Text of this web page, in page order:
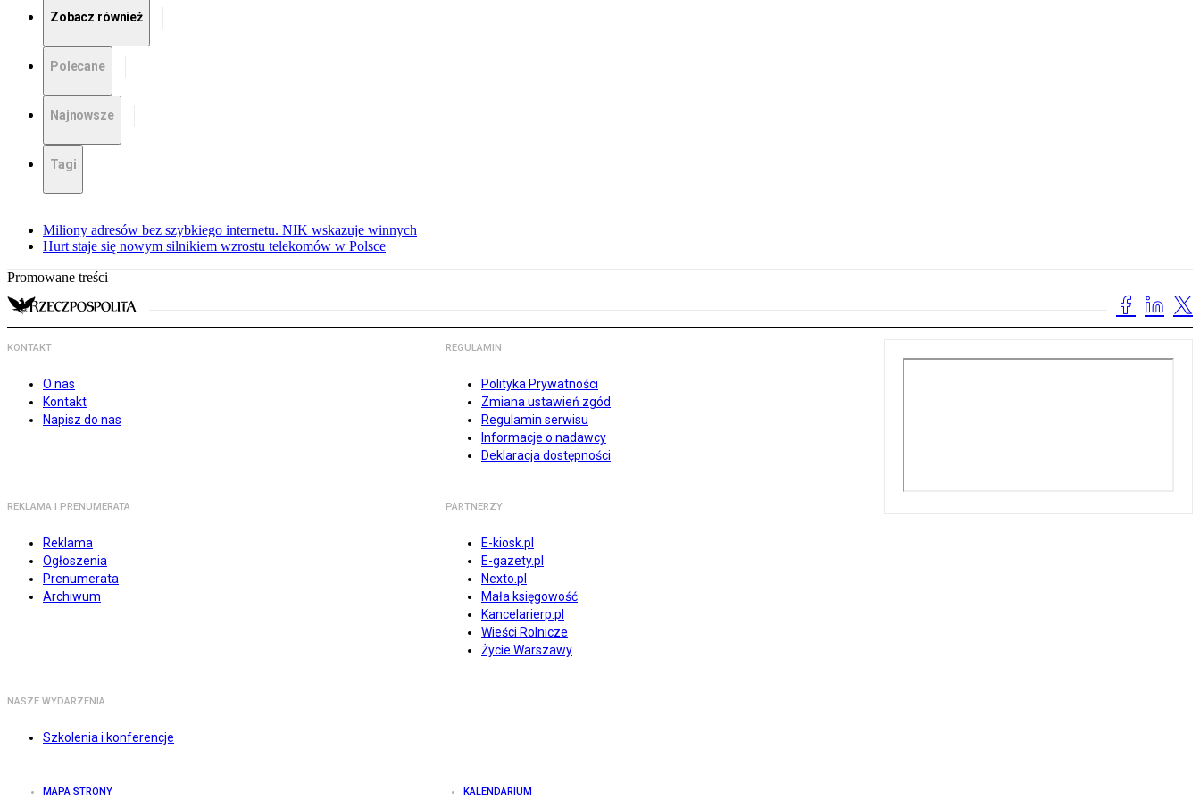
Zobacz również
Polecane
Najnowsze
Tagi
Miliony adresów bez szybkiego internetu. NIK wskazuje winnych
Hurt staje się nowym silnikiem wzrostu telekomów w Polsce
Promowane treści
KONTAKT
O nas
Kontakt
Napisz do nas
REGULAMIN
Polityka Prywatności
Zmiana ustawień zgód
Regulamin serwisu
Informacje o nadawcy
Deklaracja dostępności
REKLAMA I PRENUMERATA
Reklama
Ogłoszenia
Prenumerata
Archiwum
PARTNERZY
E-kiosk.pl
E-gazety.pl
Nexto.pl
Mała księgowość
Kancelarierp.pl
Wieści Rolnicze
Życie Warszawy
NASZE WYDARZENIA
Szkolenia i konferencje
MAPA STRONY KALENDARIUM